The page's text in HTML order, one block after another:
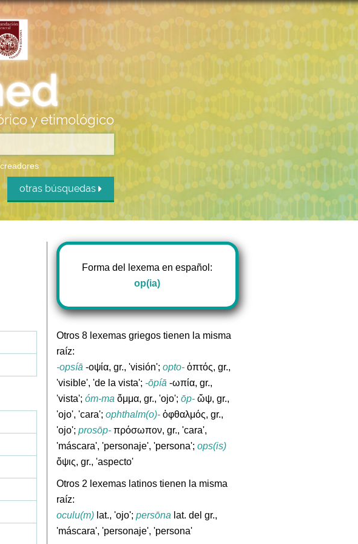
y etimológico
otras búsquedas
Forma del lexema en español:
op(ia)
Otros 8 lexemas griegos tienen la misma
raíz:
-opsíā -οψία, gr., 'visión'; opto-ὀπτός, gr.,
'visible', 'de la vista'; -ōpíā -ωπία, gr.,
'vista'; óm-ma ὄμμα, gr., 'ojo'; ōp-ὤψ, gr.,
'ojo', 'cara'; ophthalm(o)-ὀφθαλμός, gr.,
'ojo'; prosōp-πρόσωπον, gr., 'cara',
'máscara', 'personaje', 'persona'; ops(is)
ὄψις, gr., 'aspecto'
Otros 2 lexemas latinos tienen la misma
raíz:
oculu(m)lat., 'ojo'; persōna lat. del gr.,
'máscara', 'personaje', 'persona'